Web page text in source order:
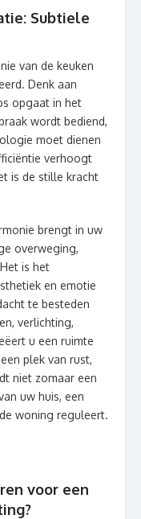
Subtiele
van de keuken
Denk aan
opgaat in het
wordt bediend,
moet dienen
verhoogt
is de stille kracht
brengt in uw
overweging,
is het
en emotie
te besteden
verlichting,
u een ruimte
plek van rust,
niet zomaar een
uw huis, een
woning reguleert.
voor een